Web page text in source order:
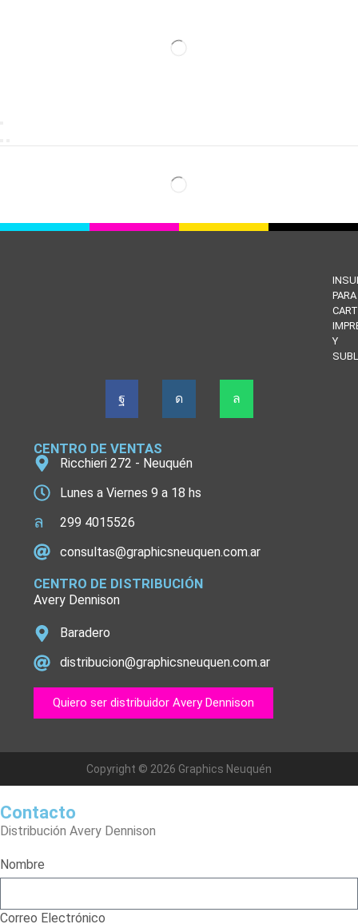
PARA
Y
CENTRO DE VENTAS
Ricchieri 272 - Neuquén
Lunes a Viernes 9 a 18 hs
299 4015526
consultas@graphicsneuquen.com.ar
CENTRO DE DISTRIBUCIÓN
Avery Dennison
Baradero
distribucion@graphicsneuquen.com.ar
Quiero ser distribuidor Avery Dennison
Copyright © 2026 Graphics Neuquén
Contacto
Distribución Avery Dennison
Nombre
Correo Electrónico